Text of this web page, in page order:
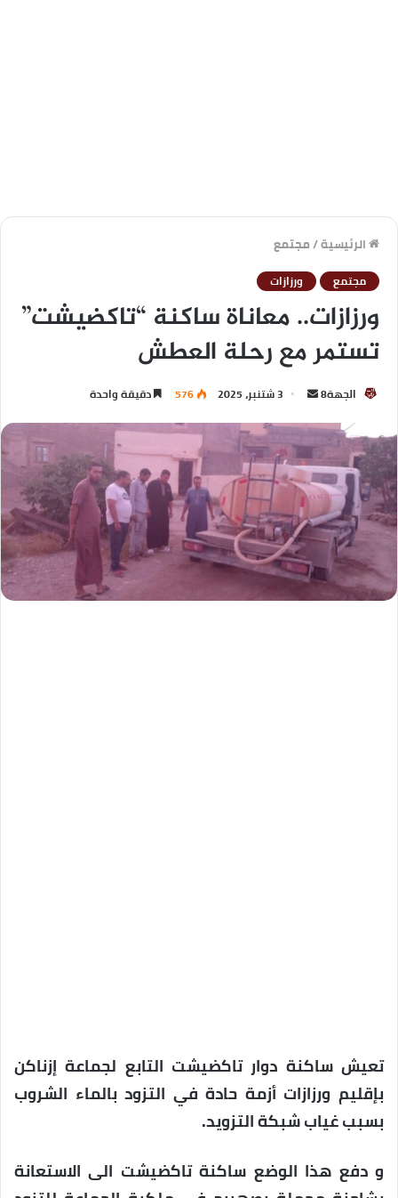
الرئيسية/مجتمع
مجتمع ورزازات
ورزازات.. معاناة ساكنة “تاكضيشت”
تستمر مع رحلة العطش
الجهة8 3 شتنبر، 2025 576 دقيقة واحدة
تعيش ساكنة دوار تاكضيشت التابع لجماعة إزناكن
بإقليم ورزازات أزمة حادة في التزود بالماء الشروب
بسبب غياب شبكة التزويد.
و دفع هذا الوضع ساكنة تاكضيشت الى الاستعانة